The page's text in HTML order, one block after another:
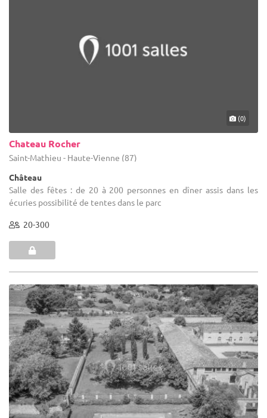
(0)
Chateau Rocher
Saint-Mathieu - Haute-Vienne (87)
Château
Salle des fêtes : de 20 à 200 personnes en dîner assis dans les
écuries possibilité de tentes dans le parc
20-300